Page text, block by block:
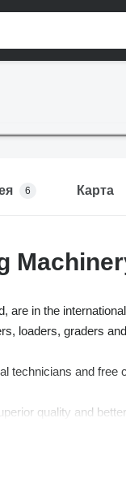
6 Карта
are in the
loaders, graders
technicians and free
quality and